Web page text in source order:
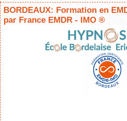
BORDEAUX: Formation en
par France EMDR - IMO ®